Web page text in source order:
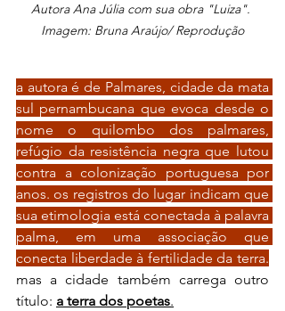
Autora Ana Júlia com sua obra "Luiza".
Imagem: Bruna Araújo/ Reprodução
a autora é de Palmares, cidade da mata
sul pernambucana que evoca desde o
nome o quilombo dos palmares,
refúgio da resistência negra que lutou
contra a colonização portuguesa por
anos. os registros do lugar indicam que
sua etimologia está conectada à palavra
palma, em uma associação que
conecta liberdade à fertilidade da terra.
mas a cidade também carrega outro
título: a terra dos poetas.